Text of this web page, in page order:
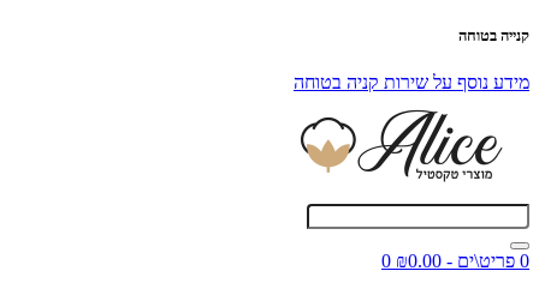
קנייה בטוחה
מידע נוסף על שירות קניה בטוחה
0 פריט\ים - ₪0.00
0